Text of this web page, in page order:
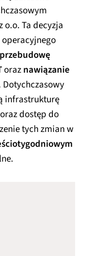
Ta decyzja
oraznawiązanie
Dotychczasowy
infrastrukturę
dostęp do
tych zmian w